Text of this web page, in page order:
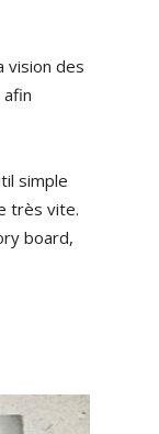
vision des
simple
très vite.
board,